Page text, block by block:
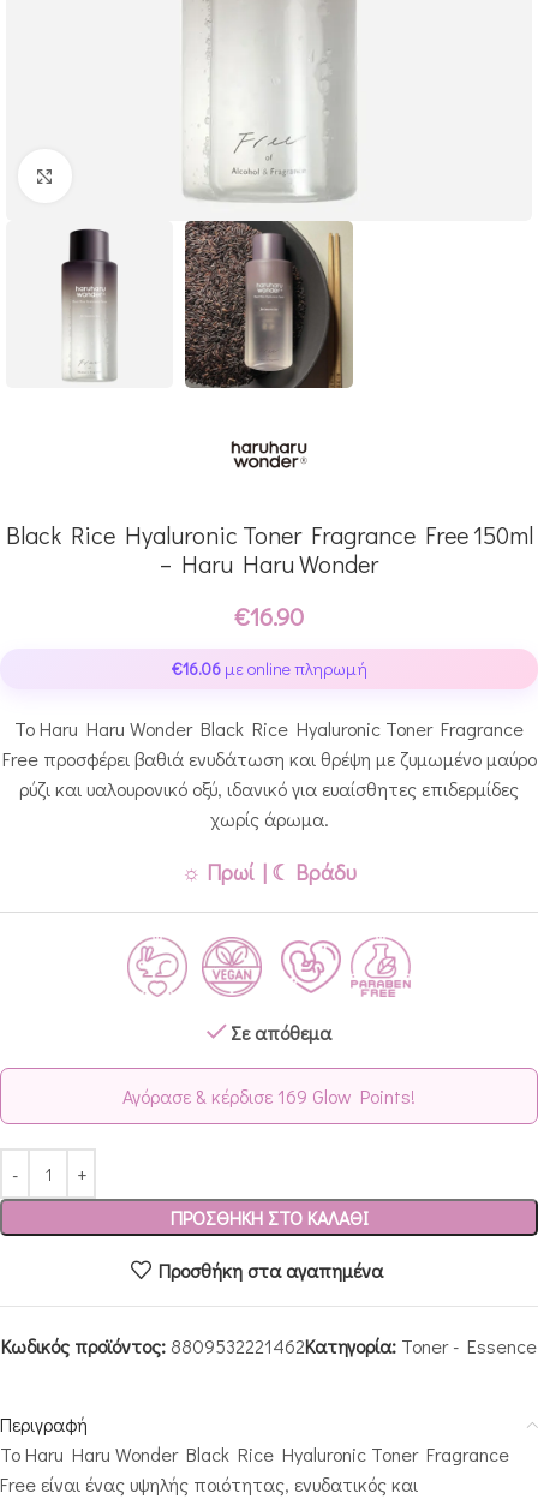
Black Rice Hyaluronic Toner Fragrance Free 150ml
– Haru Haru Wonder
€16.90
€16.06με online πληρωμή
Το Haru Haru Wonder Black Rice Hyaluronic Toner Fragrance
Free προσφέρει βαθιά ενυδάτωση και θρέψη με ζυμωμένο μαύρο
ρύζι και υαλουρονικό οξύ, ιδανικό για ευαίσθητες επιδερμίδες
χωρίς άρωμα.
☼ Πρωί | ☾ Βράδυ
Σε απόθεμα
Αγόρασε & κέρδισε 169 Glow Points!
ΠΡΟΣΘΉΚΗ ΣΤΟ ΚΑΛΆΘΙ
Προσθήκη στα αγαπημένα
Κωδικός προϊόντος: 8809532221462Κατηγορία: Toner - Essence
Περιγραφή
Το Haru Haru Wonder Black Rice Hyaluronic Toner Fragrance
Free είναι ένας υψηλής ποιότητας, ενυδατικός και